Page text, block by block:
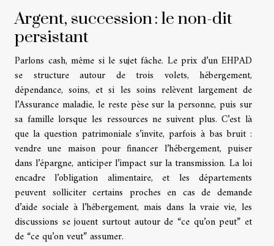
Argent, succession : le non-dit
persistant
Parlons cash, même si le sujet fâche. Le prix d’un EHPAD
se structure autour de trois volets, hébergement,
dépendance, soins, et si les soins relèvent largement de
l’Assurance maladie, le reste pèse sur la personne, puis sur
sa famille lorsque les ressources ne suivent plus. C’est là
que la question patrimoniale s’invite, parfois à bas bruit :
vendre une maison pour financer l’hébergement, puiser
dans l’épargne, anticiper l’impact sur la transmission. La loi
encadre l’obligation alimentaire, et les départements
peuvent solliciter certains proches en cas de demande
d’aide sociale à l’hébergement, mais dans la vraie vie, les
discussions se jouent surtout autour de “ce qu’on peut” et
de “ce qu’on veut” assumer.